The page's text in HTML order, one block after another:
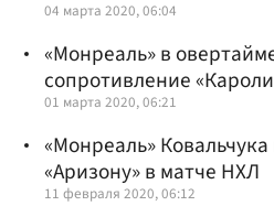
04 марта 2020, 06:04
«Монреаль» в
сопротивление
01 марта 2020, 06:21
«Монреаль»
«Аризону» в матче НХЛ
11 февраля 2020, 06:12